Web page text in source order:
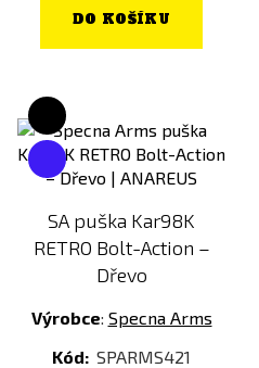
DO KOŠÍKU
SA puška Kar98K
RETRO Bolt-Action –
Dřevo
Výrobce: Specna Arms
Kód: SPARMS421